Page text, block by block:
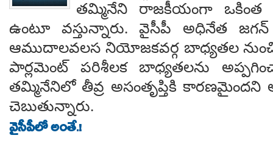
తమ్మినేని రాజకీయంగా
ఉంటూ వస్తున్నారు. వైసీపీ అధినేత
ఆముదాలవలస నియోజకవర్గ బాధ్యతల నుంచి
పార్లమెంట్ పరిశీలక బాధ్యతలను
తమ్మినేనిలో తీవ్ర అసంతృప్తికి కారణమైందని
చెబుతున్నారు.
వైసీపీలో అంతే.!